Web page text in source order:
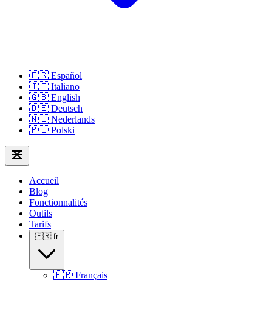
🇪🇸 Español
🇮🇹 Italiano
🇬🇧 English
🇩🇪 Deutsch
🇳🇱 Nederlands
🇵🇱 Polski
Accueil
Blog
Fonctionnalités
Outils
Tarifs
🇫🇷 fr
🇫🇷 Français